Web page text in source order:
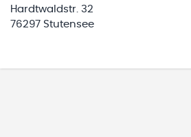
Hardtwaldstr. 32
76297 Stutensee